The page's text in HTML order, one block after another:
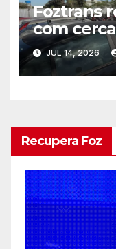
Foztrans
com
sucatas
JUL 14, 2026
Recupera Foz